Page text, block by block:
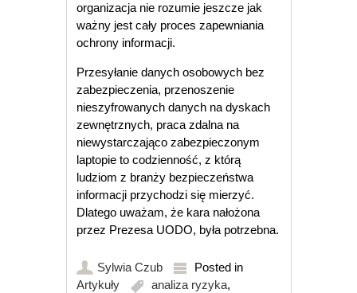
organizacja nie rozumie jeszcze jak
ważny jest cały proces zapewniania
ochrony informacji.
Przesyłanie danych osobowych bez
zabezpieczenia, przenoszenie
nieszyfrowanych danych na dyskach
zewnętrznych, praca zdalna na
niewystarczająco zabezpieczonym
laptopie to codzienność, z którą
ludziom z branży bezpieczeństwa
informacji przychodzi się mierzyć.
Dlatego uważam, że kara nałożona
przez Prezesa UODO, była potrzebna.
Sylwia Czub
Posted in
Artykuły
analiza ryzyka,